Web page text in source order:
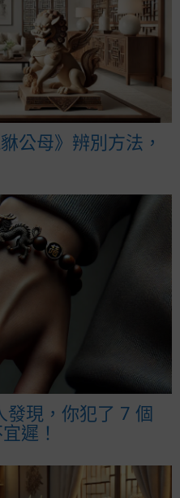
公母》辨別方法，
發現，你犯了 7 個
遲！